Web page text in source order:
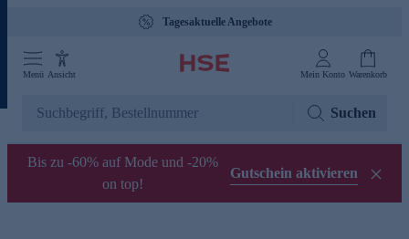
Tagesaktuelle Angebote
Menü Ansicht Mein Konto Warenkorb
Suchen
Bis zu -60% auf Mode und -20%
on top!
Gutschein aktivieren